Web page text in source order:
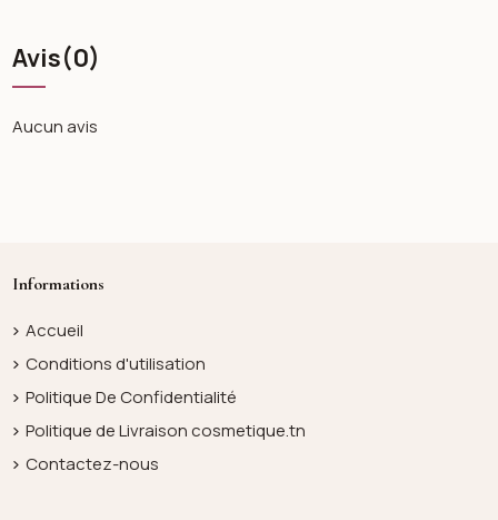
Avis(0)
Aucun avis
Informations
Accueil
Conditions d'utilisation
Politique De Confidentialité
Politique de Livraison cosmetique.tn
Contactez-nous